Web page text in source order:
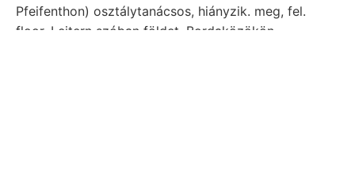
Pfeifenthon) osztálytanácsos, hiányzik. meg, fel.
floor. Leitern szóban földet. Bordaközökön